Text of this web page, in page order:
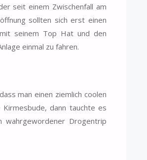
seit einem Zwischenfall am
sollten sich erst einen
seinem Top Hat und den
einmal zu fahren.
man einen ziemlich coolen
dann tauchte es
wahrgewordener Drogentrip